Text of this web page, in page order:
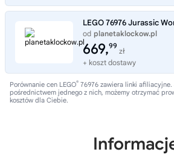
od planetaklockow.pl
Typ: Sklep internetowy
669,99
zł
+ koszt dostawy
Porównanie cen LEGO® 76976 zawiera linki afiliacyjne.
pośrednictwem jednego z nich, możemy otrzymać
kosztów dla Ciebie.